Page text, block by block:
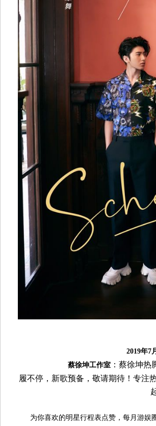
2019年7
蔡徐坤工作室 ：蔡徐坤​
履不停，新歌预备，敬请期待！专注
为你喜欢的明星行程表点赞，每月游娱